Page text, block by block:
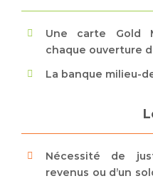
Une carte Gold
chaque ouverture
La banque milieu-
Nécessité de
revenus ou d’un